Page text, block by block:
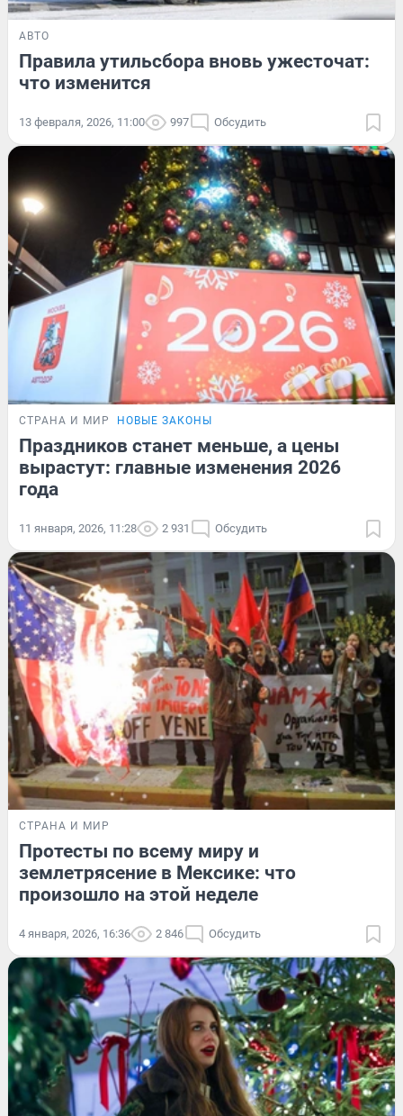
АВТО
Правила утильсбора вновь ужесточат:
что изменится
13 февраля, 2026, 11:00 997 Обсудить
СТРАНА И МИР НОВЫЕ ЗАКОНЫ
Праздников станет меньше, а цены
вырастут: главные изменения 2026
года
11 января, 2026, 11:28 2 931 Обсудить
СТРАНА И МИР
Протесты по всему миру и
землетрясение в Мексике: что
произошло на этой неделе
4 января, 2026, 16:36 2 846 Обсудить